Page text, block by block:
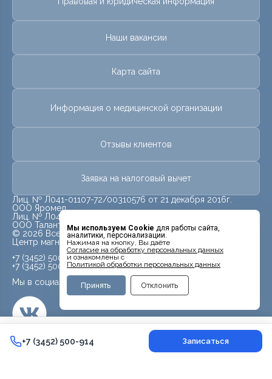
Услуги Врачи Записаться в Max Контакты
Мы используем Cookie для работы сайта,
аналитики, персонализации.
Нажимая на кнопку, Вы даёте
Cогласие на обработку персональных данных
и ознакомлены с
Политикой обработки персональных данных
Принять Отклонить
12 000 ₽ +7 (3452) 500-914
Наши вакансии
Карта сайта
Информация о медицинской организации
Отзывы клиентов
Заявка на налоговый вычет
Лиц. № Л041-01107-72/00310576 от 21 декабря 2016г.
ООО Яромед
Лиц. № Л041-01107-72/00623073 от 31 октября 2022г.
ООО Талант
© 2026 Все права защищены.
Центр магнитно-резонансной томографии «МРТ Лидер»
Мы в социальных сетях
+7 (3452) 500-914
+7 (3452) 500-944
+7 (3452) 500-914 Записаться